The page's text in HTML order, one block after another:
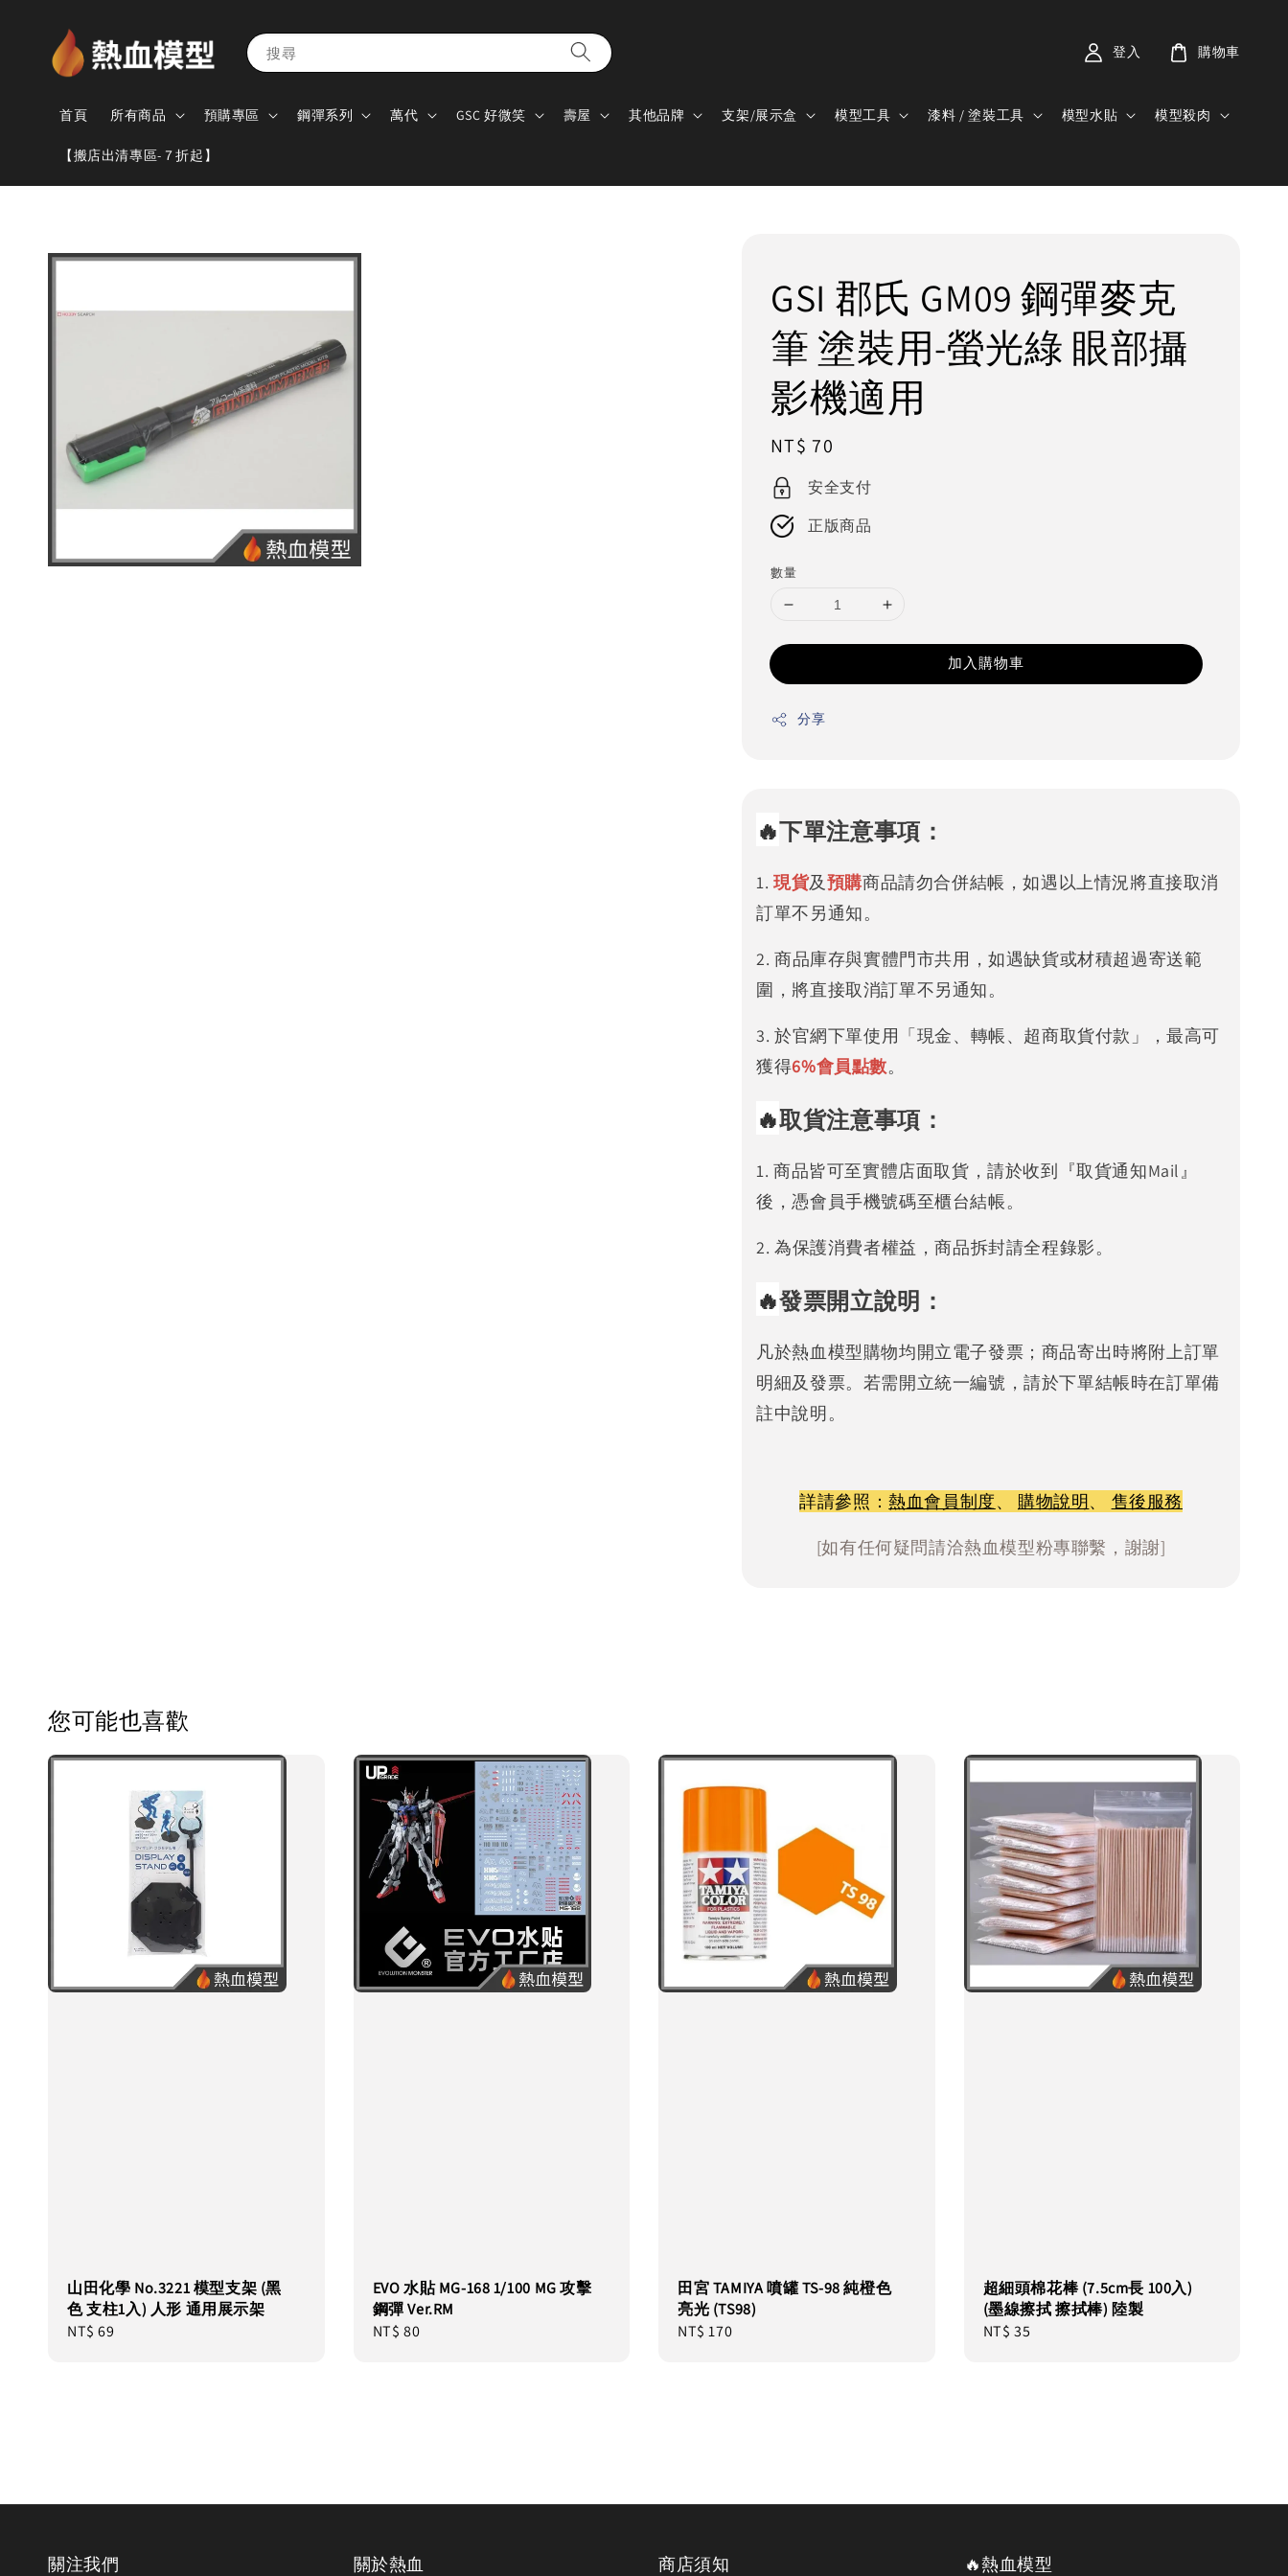
搜尋
首頁 所有商品 預購專區 鋼彈系列 萬代 GSC 好微笑 壽屋 其他品牌 支架/展示盒 模型工具 漆料 / 塗裝工具 模型水貼 模型殺肉
【搬店出清專區-７折起】
登入 購物車
GSI 郡氏 GM09 鋼彈麥克
筆 塗裝用-螢光綠 眼部攝
影機適用
Regular
price
NT$ 70
安全支付
正版商品
數量
加入購物車
分享
🔥下單注意事項：
1. 現貨及預購商品請勿合併結帳，如遇以上情況將直接取消
訂單不另通知。
2. 商品庫存與實體門市共用，如遇缺貨或材積超過寄送範
圍，將直接取消訂單不另通知。
3. 於官網下單使用「現金、轉帳、超商取貨付款」，最高可
獲得6%會員點數。
🔥取貨注意事項：
1. 商品皆可至實體店面取貨，請於收到『取貨通知Mail』
後，憑會員手機號碼至櫃台結帳。
2. 為保護消費者權益，商品拆封請全程錄影。
🔥發票開立說明：
凡於熱血模型購物均開立電子發票；商品寄出時將附上訂單
明細及發票。若需開立統一編號，請於下單結帳時在訂單備
註中說明。
詳請參照：熱血會員制度、 購物說明、 售後服務
[如有任何疑問請洽熱血模型粉專聯繫，謝謝]
您可能也喜歡
山田化學 No.3221 模型支架 (黑
色 支柱1入) 人形 通用展示架
Regular
NT$ 69
EVO 水貼 MG-168 1/100 MG 攻擊
鋼彈 Ver.RM
Regular
NT$ 80
田宮 TAMIYA 噴罐 TS-98 純橙色
亮光 (TS98)
Regular
NT$ 170
超細頭棉花棒 (7.5cm長 100入)
(墨線擦拭 擦拭棒) 陸製
Regular
NT$ 35
關注我們 關於熱血 商店須知 🔥熱血模型